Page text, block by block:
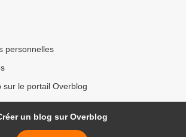
personnelles
sur le portail Overblog
un blog sur Overblog